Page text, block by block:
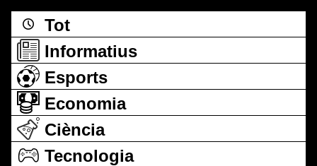
Tot
Informatius
Esports
Economia
Ciència
Tecnologia